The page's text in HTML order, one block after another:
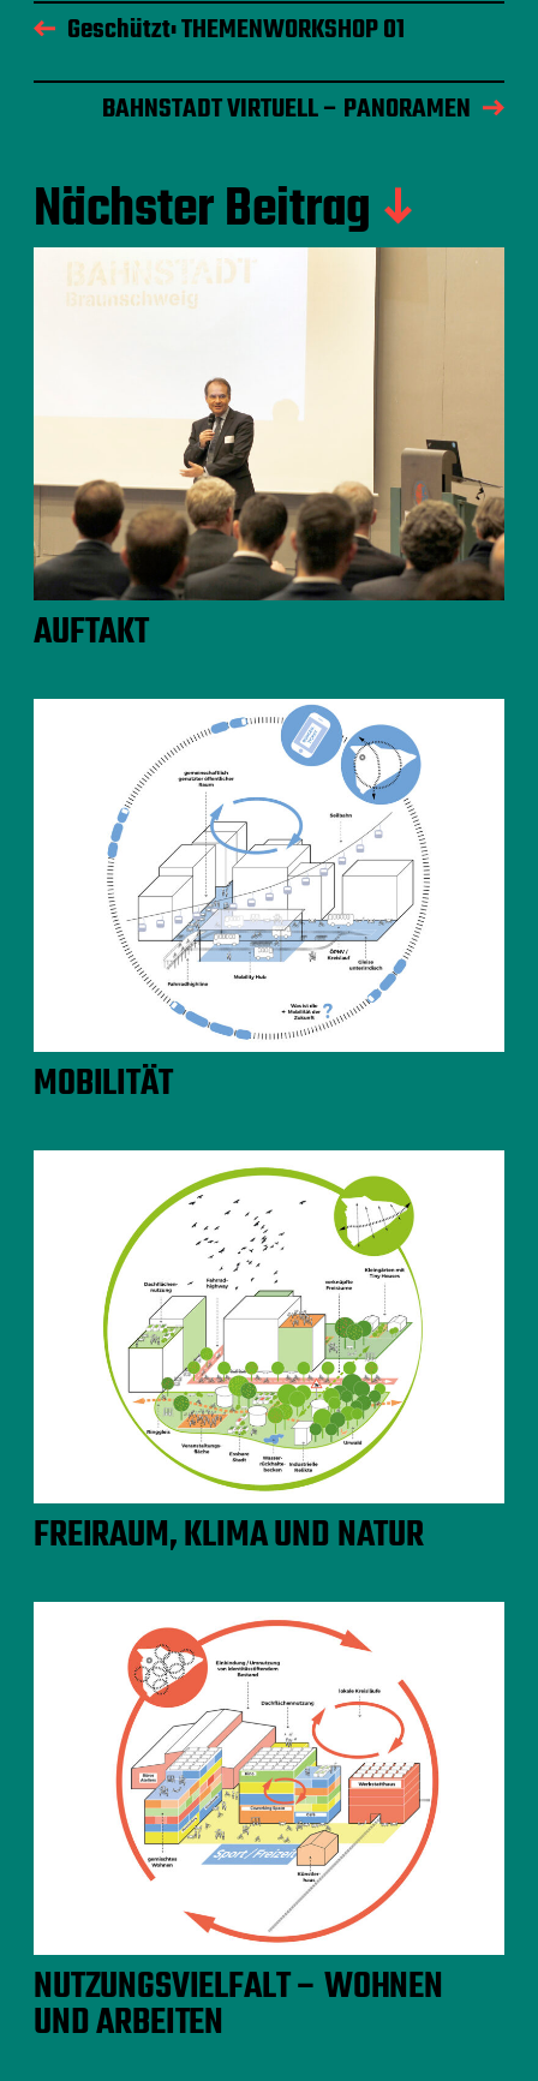
Geschützt: THEMENWORKSHOP 01
BAHNSTADT VIRTUELL – PANORAMEN
Nächster Beitrag
AUFTAKT
MOBILITÄT
FREIRAUM, KLIMA UND NATUR
NUTZUNGSVIELFALT – WOHNEN
UND ARBEITEN